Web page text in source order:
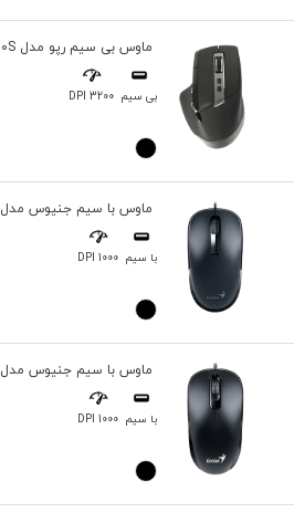
ماوس بی سیم رپو مدل Rapoo MT750S
بی سیم 3200 DPI
ماوس با سیم جنیوس مدل Genius DX-125
با سیم 1000 DPI
ماوس با سیم جنیوس مدل Genius DX-110
با سیم 1000 DPI